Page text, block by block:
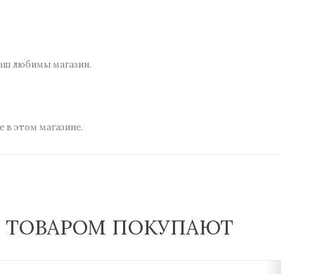
любимы магазин.
в этом магазине.
ТОВАРОМ ПОКУПАЮТ